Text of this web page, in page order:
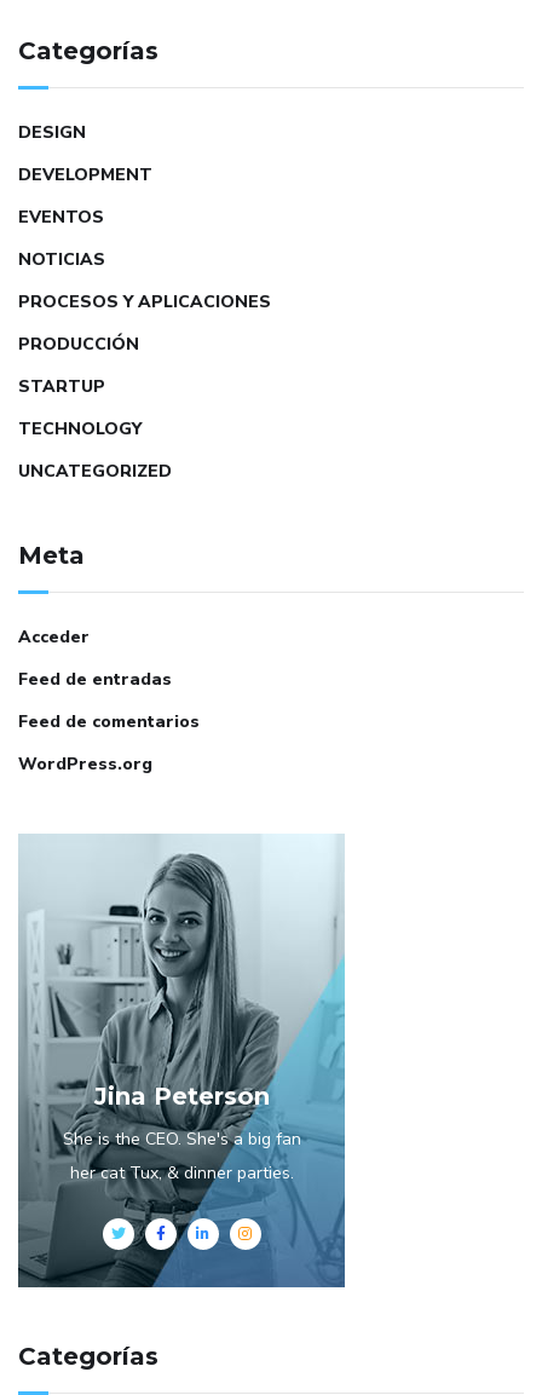
Categorías
DESIGN
DEVELOPMENT
EVENTOS
NOTICIAS
PROCESOS Y APLICACIONES
PRODUCCIÓN
STARTUP
TECHNOLOGY
UNCATEGORIZED
Meta
Acceder
Feed de entradas
Feed de comentarios
WordPress.org
Jina Peterson
She is the CEO. She's a big fan
her cat Tux, & dinner parties.
Categorías